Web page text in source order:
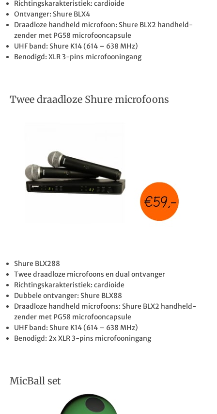
Richtingskarakteristiek: cardioide
Ontvanger: Shure BLX4
Draadloze handheld microfoon: Shure BLX2 handheld-
zender met PG58 microfooncapsule
UHF band: Shure K14 (614 – 638 MHz)
Benodigd: XLR 3-pins microfooningang
Twee draadloze Shure microfoons
Shure BLX288
Twee draadloze microfoons en dual ontvanger
Richtingskarakteristiek: cardioide
Dubbele ontvanger: Shure BLX88
Draadloze handheld microfoons: Shure BLX2 handheld-
zender met PG58 microfooncapsule
UHF band: Shure K14 (614 – 638 MHz)
Benodigd: 2x XLR 3-pins microfooningang
MicBall set